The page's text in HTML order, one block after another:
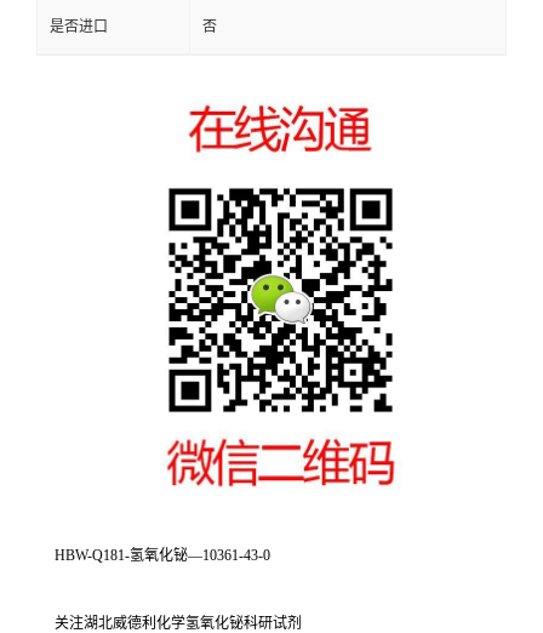
是否进口 否
HBW-Q181-氢氧化铋—10361-43-0
关注湖北威德利化学氢氧化铋科研试剂